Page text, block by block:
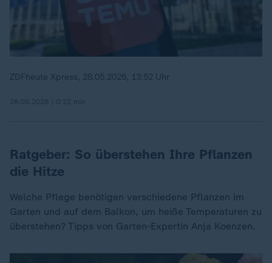
ZDFheute Xpress, 28.05.2026, 13:52 Uhr
Ratgeber: So überstehen Ihre Pflanzen
die Hitze
Welche Pflege benötigen verschiedene Pflanzen im
Garten und auf dem Balkon, um heiße Temperaturen zu
überstehen? Tipps von Garten-Expertin Anja Koenzen.